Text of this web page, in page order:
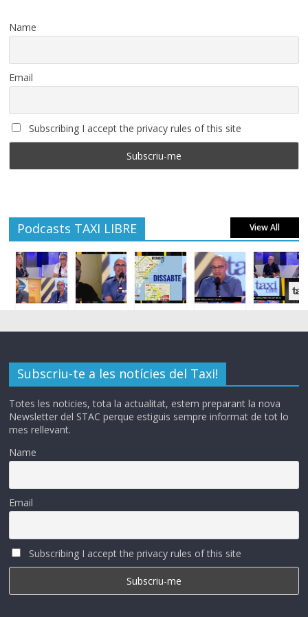
Name
Email
Subscribing I accept the privacy rules of this site
Podcasts TAXI LIBRE View All
Subscriu-te a les notícies del Taxi!
Totes les noticies, tota la actualitat, estem preparant la nova
Newsletter del STAC perque estiguis sempre informat de tot lo
mes rellevant.
Name
Email
Subscribing I accept the privacy rules of this site